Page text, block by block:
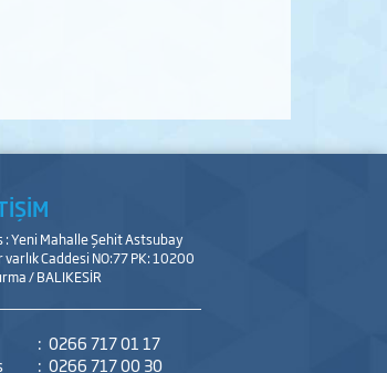
: Yeni Mahalle Şehit Astsubay
varlık Caddesi NO:77 PK: 10200
/ BALIKESİR
: 0266 717 01 17
: 0266 717 00 30